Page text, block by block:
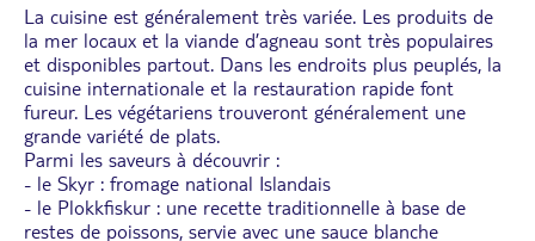
La cuisine est généralement très variée. Les produits de
la mer locaux et la viande d’agneau sont très populaires
et disponibles partout. Dans les endroits plus peuplés, la
cuisine internationale et la restauration rapide font
fureur. Les végétariens trouveront généralement une
grande variété de plats.
Parmi les saveurs à découvrir :
- le Skyr : fromage national Islandais
- le Plokkfiskur : une recette traditionnelle à base de
restes de poissons, servie avec une sauce blanche